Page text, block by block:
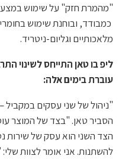
כמבודד, ובוחנת שימוש
מלאכותיים וגליום-ניטריד.
ליפ בו טאן התייחס לשינוי
עוברת בימים אלה:
"ניהול של שני עסקים במקביל
הסביר טאן. "בצד של המוצר
הצד השני הוא עסק של שירות
להשתנות. אני אומר לצוות